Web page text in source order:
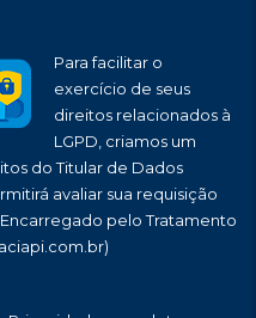
Para facilitar o
exercício de seus
direitos relacionados à
LGPD, criamos um
do Titular de Dados
avaliar sua requisição
pelo Tratamento